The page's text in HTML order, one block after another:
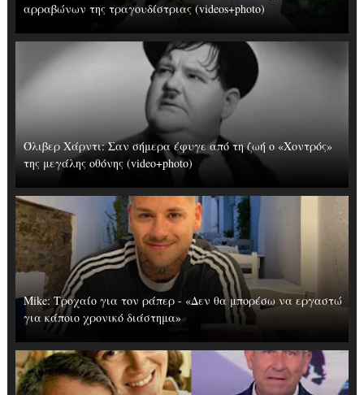
αρραβώνων της τραγουδίστριας (videos+photo)
Όλιβερ Χάρντι: Σαν σήμερα έφυγε από τη ζωή ο «Χοντρός»
της μεγάλης οθόνης (video+photo)
Mike: Τροχαίο για τον ράπερ - «Δεν θα μπορέσω να εργαστώ
για κάποιο χρονικό διάστημα»